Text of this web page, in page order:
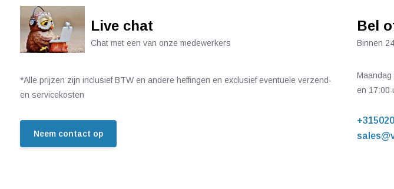
Live chat
Chat met een van onze medewerkers
*Alle prijzen zijn inclusief BTW en andere heffingen en exclusief eventuele verzend-
en servicekosten
Neem contact op
Bel
Binnen
en 17:00